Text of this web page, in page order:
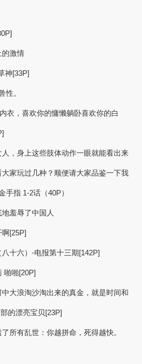
的激情
神[33P]
性。
衣，喜欢你的慵懒躺卧喜欢你的白
，身上这些肢体动作一眼就能看出来
家玩过几种？顺便请大家品鉴一下我
手指 1-2话（40P）
羞辱了中国人
[25P]
十六）-电报第十三期[142P]
啪啪[20P]
大浪淘沙淘出来的真金，就是时间和
的漂亮宝贝[23P]
了所有乱世：你越拼命，死得越快。